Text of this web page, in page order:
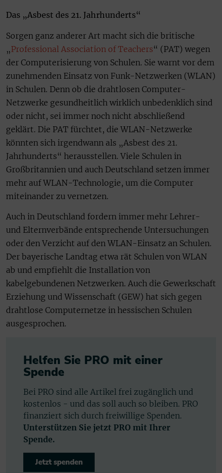
Das „Asbest des 21. Jahrhunderts“
Sorgen ganz anderer Art macht sich die britische
„Professional Association of Teachers“ (PAT) wegen
der Computerisierung von Schulen. Sie warnt vor dem
zunehmenden Einsatz von Funk-Netzwerken (WLAN)
in Schulen. Denn ob die drahtlosen Computer-
Netzwerke gesundheitlich wirklich unbedenklich sind
oder nicht, sei immer noch nicht abschließend
geklärt. Die PAT fürchtet, die WLAN-Netzwerke
könnten sich irgendwann als „Asbest des 21.
Jahrhunderts“ herausstellen. Viele Schulen in
Großbritannien und auch Deutschland setzen immer
mehr auf WLAN-Technologie, um die Computer
miteinander zu vernetzen.
Auch in Deutschland fordern immer mehr Lehrer-
und Elternverbände entsprechende Untersuchungen
oder den Verzicht auf den WLAN-Einsatz an Schulen.
Der bayerische Landtag etwa rät Schulen von WLAN
ab und empfiehlt die Installation von
kabelgebundenen Netzwerken. Auch die Gewerkschaft
Erziehung und Wissenschaft (GEW) hat sich gegen
drahtlose Computernetze in hessischen Schulen
ausgesprochen.
Helfen Sie PRO mit einer
Spende
Bei PRO sind alle Artikel frei zugänglich und
kostenlos - und das soll auch so bleiben. PRO
finanziert sich durch freiwillige Spenden.
Unterstützen Sie jetzt PRO mit Ihrer
Spende.
Jetzt spenden